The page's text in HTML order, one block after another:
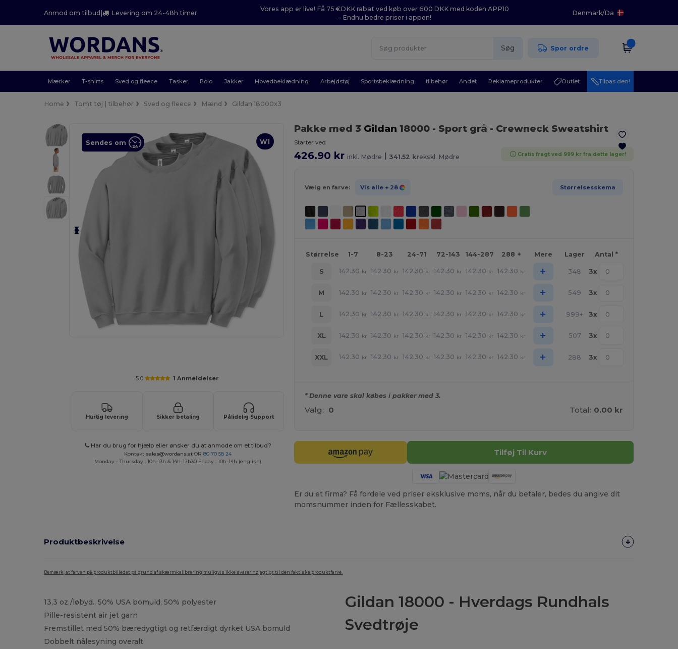
Anmod om tilbud| Levering om 24-48h timer
Vores app er live! Få 75 €DKK rabat ved køb over 600 DKK med koden APP10
– Endnu bedre priser i appen!
Denmark/Da
Søg Spor ordre
Mærker T-shirts Sved og fleece Tasker Polo Jakker Hovedbeklædning Arbejdstøj Sportsbeklædning tilbehør Andet Reklameprodukter Outlet Tilpas den!
Home Tomt tøj | tilbehør Sved og fleece Mænd Gildan 18000x3
W1
Sendes om
5.0 1 Anmeldelser
Hurtig levering Sikker betaling Pålidelig Support
Har du brug for hjælp eller ønsker du at anmode om et tilbud?
Kontakt sales@wordans.at OR80 70 58 24
Monday - Thursday : 10h-13h & 14h-17h30 Friday : 10h-14h (english)
Pakke med 3 Gildan 18000 - Sport grå - Crewneck Sweatshirt
Starter ved
426.90 kr inkl. Mødre | 341.52 krekskl. Mødre Gratis fragt ved 999 kr fra dette lager!
Vælg en farve: Vis alle + 28 Størrelsesskema
Størrelse 1-7 8-23 24-71 72-143 144-287 288 + Mere Lager Antal *
S 142.30 kr 142.30 kr 142.30 kr 142.30 kr 142.30 kr 142.30 kr + 348 3x
M 142.30 kr 142.30 kr 142.30 kr 142.30 kr 142.30 kr 142.30 kr + 549 3x
L 142.30 kr 142.30 kr 142.30 kr 142.30 kr 142.30 kr 142.30 kr + 999+ 3x
XL 142.30 kr 142.30 kr 142.30 kr 142.30 kr 142.30 kr 142.30 kr + 507 3x
XXL 142.30 kr 142.30 kr 142.30 kr 142.30 kr 142.30 kr 142.30 kr + 288 3x
* Denne vare skal købes i pakker med 3.
Valg: 0 Total: 0.00 kr
Tilføj Til Kurv
Er du et firma? Få fordele ved priser eksklusive moms, når du betaler, bedes du angive dit
momsnummer inden for Fællesskabet.
Produktbeskrivelse
Bemærk, at farven på produktbilledet på grund af skærmkalibrering muligvis ikke svarer nøjagtigt til den faktiske produktfarve.
13,3 oz./løbyd., 50% USA bomuld, 50% polyester
Pille-resistent air jet garn
Fremstillet med 50% bæredygtigt og retfærdigt dyrket USA bomuld
Dobbelt nålesyning overalt
Gildan 18000 - Hverdags Rundhals
Svedtrøje